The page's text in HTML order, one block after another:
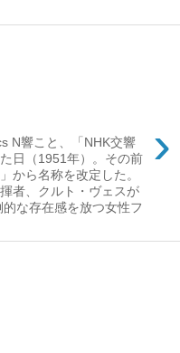
›
N響こと、「NHK交響
日（1951年）。その前
から名称を改定した。
者、クルト・ヴェスが
な存在感を放つ女性フ